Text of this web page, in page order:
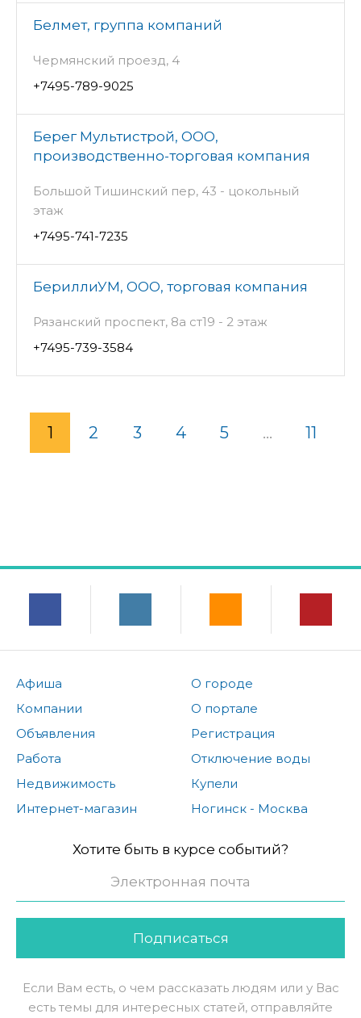
Белмет, группа компаний
Чермянский проезд, 4
+7495-789-9025
Берег Мультистрой, ООО,
производственно-торговая компания
Большой Тишинский пер, 43 - цокольный
этаж
+7495-741-7235
БериллиУМ, ООО, торговая компания
Рязанский проспект, 8а ст19 - 2 этаж
+7495-739-3584
1 2 3 4 5 ... 11
Афиша
Компании
Объявления
Работа
Недвижимость
Интернет-магазин
О городе
О портале
Регистрация
Отключение воды
Купели
Ногинск - Москва
Хотите быть в курсе событий?
Подписаться
Если Вам есть, о чем рассказать людям или у Вас
есть темы для интересных статей, отправляйте